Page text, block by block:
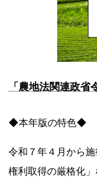
「農地法関連政
◆本年版の特色◆
令和７年４月から
権利取得の厳格化